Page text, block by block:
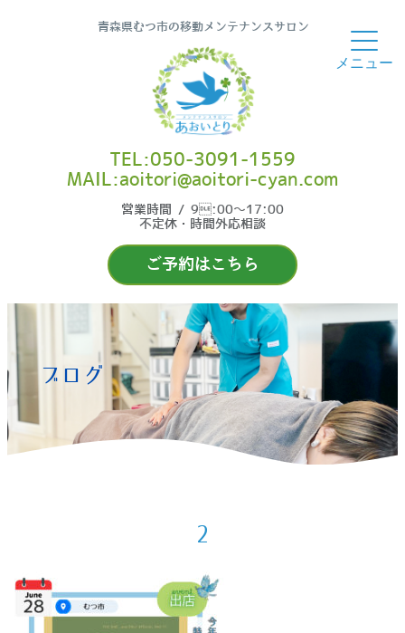
青森県むつ市の移動メンテナンスサロン
ご予約はこちら
TEL:050-3091-1559
MAIL:aoitori@aoitori-cyan.com
営業時間 / 9:00〜17:00
不定休・時間外応相談
ブログ
2